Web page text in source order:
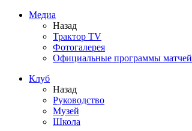
Медиа
Назад
Трактор TV
Фотогалерея
Официальные программы матчей
Клуб
Назад
Руководство
Музей
Школа